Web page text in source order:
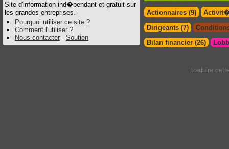
Site d'information ind�pendant et gratuit sur
les grandes entreprises.
Pourquoi utiliser ce site ?
Comment l'utiliser ?
Nous contacter - Soutien
Actionnaires (9)
Dirigeants (7)
Bilan financier (26)
traduire